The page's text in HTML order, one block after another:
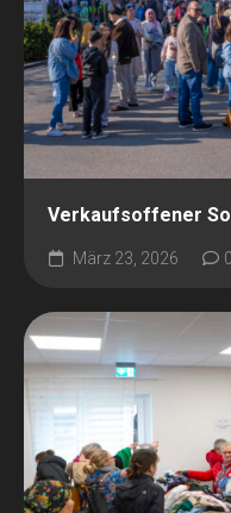
Verkaufsoffener
März 23, 2026 0